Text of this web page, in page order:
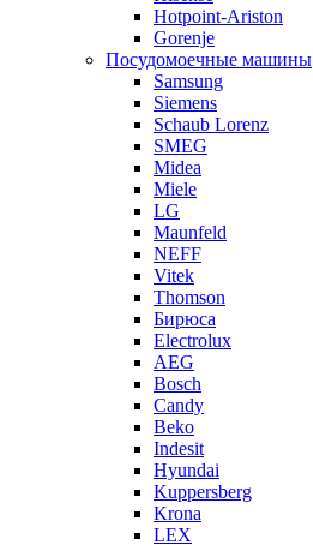
Hotpoint-Ariston
Gorenje
Посудомоечные машины
Samsung
Siemens
Schaub Lorenz
SMEG
Midea
Miele
LG
Maunfeld
NEFF
Vitek
Thomson
Бирюса
Electrolux
AEG
Bosch
Candy
Beko
Indesit
Hyundai
Kuppersberg
Krona
LEX